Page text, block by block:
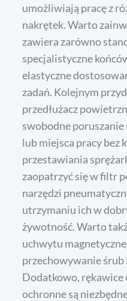
umożliwiają pracę z
nakrętek. Warto
zawiera zarówno
specjalistyczne
elastyczne
zadań. Kolejnym
przedłużacz
swobodne
lub miejsca pracy bez
przestawiania
zaopatrzyć się w filtr
narzędzi
utrzymaniu ich w
żywotność. Warto
uchwytu
przechowywanie śrub
Dodatkowo, rękawice
ochronne są